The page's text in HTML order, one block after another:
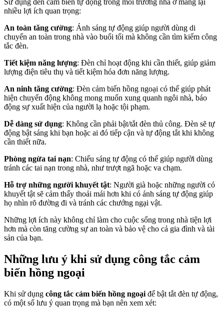
Sử dụng đèn cảm biến tự động trong môi trường nhà ở mang lại
nhiều lợi ích quan trọng:
An toàn tăng cường: Ánh sáng tự động giúp người dùng di
chuyển an toàn trong nhà vào buổi tối mà không cần tìm kiếm công
tắc đèn.
Tiết kiệm năng lượng: Đèn chỉ hoạt động khi cần thiết, giúp giảm
lượng điện tiêu thụ và tiết kiệm hóa đơn năng lượng.
An ninh tăng cường: Đèn cảm biến hồng ngoại có thể giúp phát
hiện chuyển động không mong muốn xung quanh ngôi nhà, báo
động sự xuất hiện của người lạ hoặc tội phạm.
Dễ dàng sử dụng: Không cần phải bật/tắt đèn thủ công. Đèn sẽ tự
động bật sáng khi bạn hoặc ai đó tiếp cận và tự động tắt khi không
cần thiết nữa.
Phòng ngừa tai nạn: Chiếu sáng tự động có thể giúp người dùng
tránh các tai nạn trong nhà, như trượt ngã hoặc va chạm.
Hỗ trợ những người khuyết tật: Người già hoặc những người có
khuyết tật sẽ cảm thấy thoải mái hơn khi có ánh sáng tự động giúp
họ nhìn rõ đường đi và tránh các chướng ngại vật.
Những lợi ích này không chỉ làm cho cuộc sống trong nhà tiện lợi
hơn mà còn tăng cường sự an toàn và bảo vệ cho cả gia đình và tài
sản của bạn.
Những lưu ý khi sử dụng công tắc cảm
biến hồng ngoại
Khi sử dụng công tắc cảm biến hồng ngoại để bật tắt đèn tự động,
có một số lưu ý quan trọng mà bạn nên xem xét: